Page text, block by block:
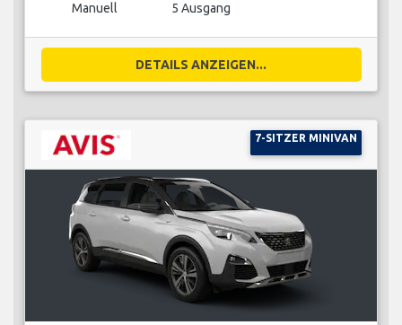
Manuell 5 Ausgang
DETAILS ANZEIGEN...
7-SITZER MINIVAN